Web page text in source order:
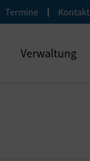
Termine Kontakt
Verwaltung